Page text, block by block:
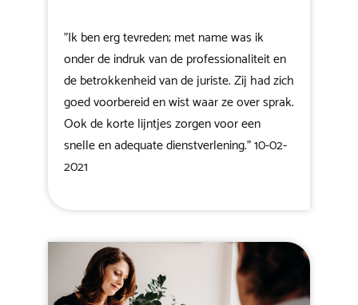
"Ik ben erg tevreden; met name was ik
onder de indruk van de professionaliteit en
de betrokkenheid van de juriste. Zij had zich
goed voorbereid en wist waar ze over sprak.
Ook de korte lijntjes zorgen voor een
snelle en adequate dienstverlening." 10-02-
2021